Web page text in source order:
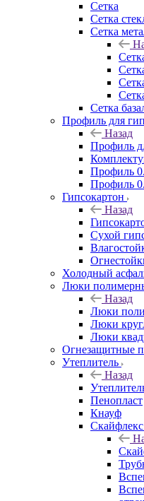
Сетка
Сетка
Сетка
Сетка
Профиль для
Назад
Профиль
Профиль
Профиль
Гипсокартон
Назад
Сухой
Холодный
Люки
Назад
Люки
Люки
Люки
Огнезащитные
Утеплитель
Назад
Пенопласт
Кнауф
Скайфлекс